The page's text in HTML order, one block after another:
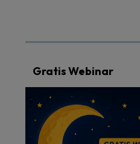
Gratis Webinar